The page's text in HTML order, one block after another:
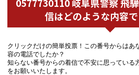
信はどのような内容
クリックだけの簡単投票！この番号からはあ
容の電話でしたか？
知らない番号からの着信で不安に思っている
をお願いいたします。